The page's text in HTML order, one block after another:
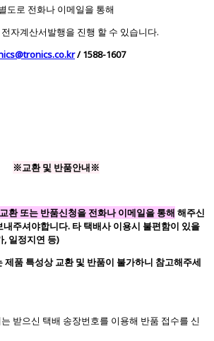
도로 전화나 이메일을 통해
자계산서발행을 진행 할 수 있습니다.
/ 1588-1607
※교환 및 반품안내※
환 또는 반품신청을 전화나 이메일을 통해 해주신
주셔야합니다. 타 택배사 이용시 불편함이 있을
, 일정지연 등)
제품 특성상 교환 및 반품이 불가하니 참고해주세
받으신 택배 송장번호를 이용해 반품 접수를 신